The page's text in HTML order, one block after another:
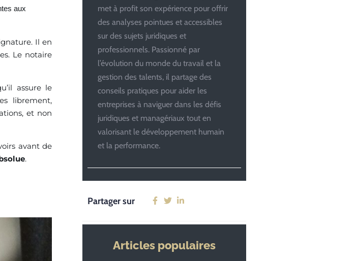
aux
Il en
Le notaire
assure le
librement,
et non
avant de
.
met à profit son expérience pour offrir
des analyses pointues et accessibles
sur des sujets juridiques et
professionnels. Passionné par
l’évolution du monde du travail et la
gestion des talents, il partage des
conseils pratiques pour aider les
entreprises à naviguer dans les défis
juridiques et managériaux tout en
valorisant le développement humain
et la performance.
Partager sur
Articles populaires